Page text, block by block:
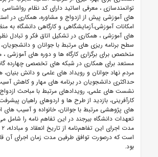
توانمندسازی ، معرفی اساتید دارای کد نظام رواشناسی
های آموزشی پیش از ازدواج و مشاوره، همکاری در
امکانات آموزشی،آزمایشگاهی و کارگاهی دانشگاه به
های آموزشی ، همکاری در تشکیل اتاق فکر و تبادل نظر
سطح برنامه ریزی های مرتبط با جوانان و
متخصص برای برگزاری کارگاه ها و دوره های آموزشی
مستعد برای همکاری در شبکه های تخصصی چهارده
مردم نهاد جوانان و رویداد های علمی و دانش بنیان،
حداکثری دانشجویان در برنامه های مهار و کاهش
نشست های علمی، رویدادهای مرتبط با مباحث ازدواج،
کارآفرینی، بازدید از طرح ها و اردوهای راهیان
های پژوهشی مرتبط با جوانان، خانواده و آسیب های
تعهدات دانشگاه بیرجند در این تفاهم نامه را شامل
است که درصورت توافق طرفین مدت زمان اجرای آن
بود.